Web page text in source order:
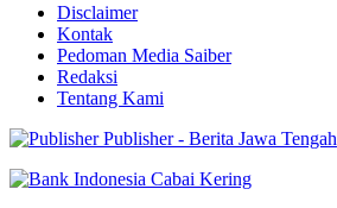
Disclaimer
Kontak
Pedoman Media Saiber
Redaksi
Tentang Kami
Publisher - Berita Jawa Tengah